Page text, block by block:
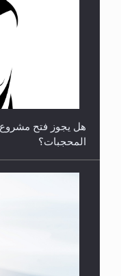
**الحصن الحصين
هل يجوز فتح مشروع
المحجبات؟